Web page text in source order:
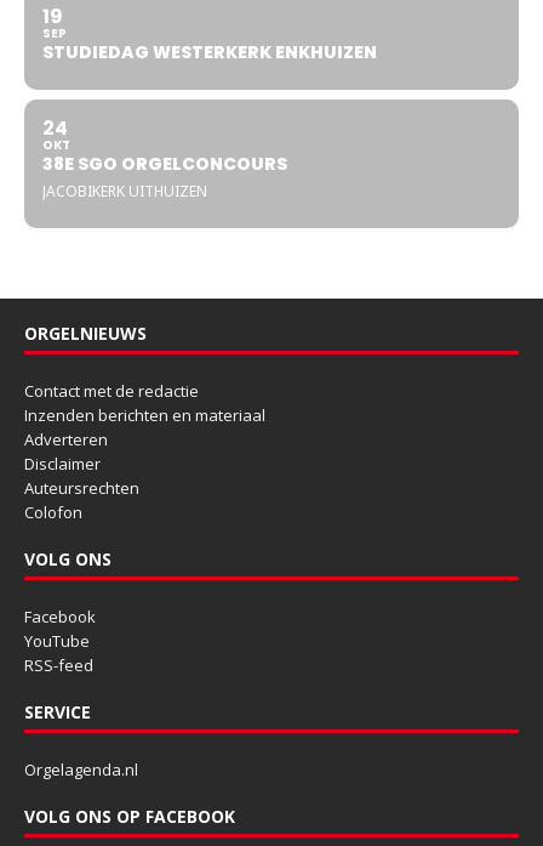
19
SEP
STUDIEDAG WESTERKERK ENKHUIZEN
24
OKT
38E SGO ORGELCONCOURS
JACOBIKERK UITHUIZEN
ORGELNIEUWS
Contact met de redactie
Inzenden berichten en materiaal
Adverteren
Disclaimer
Auteursrechten
Colofon
VOLG ONS
Facebook
YouTube
RSS-feed
SERVICE
Orgelagenda.nl
VOLG ONS OP FACEBOOK